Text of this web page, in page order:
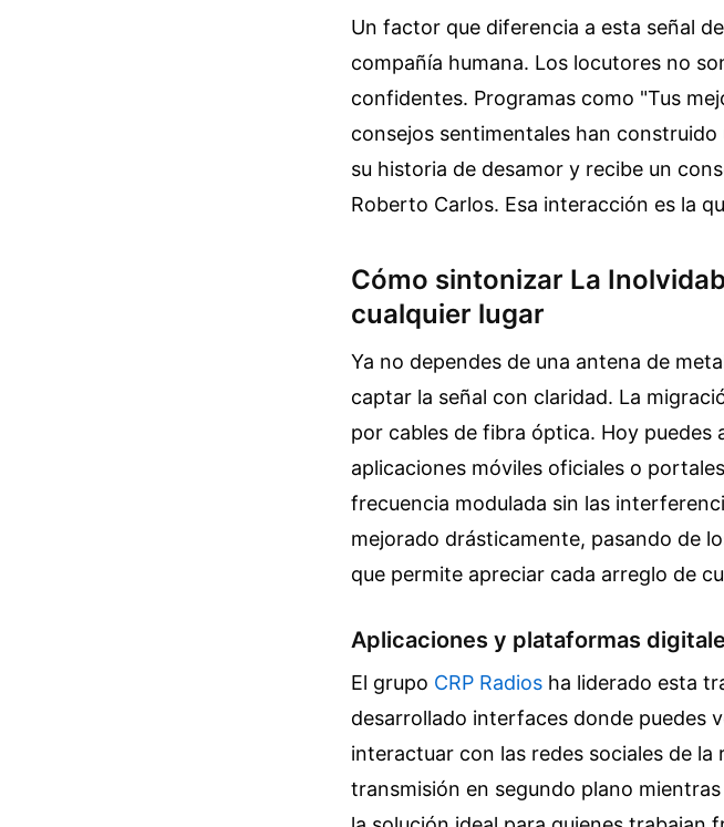
Un factor que diferencia a esta señal
compañía humana. Los locutores no
confidentes. Programas como "Tus
consejos sentimentales han
su historia de desamor y recibe un
Roberto Carlos. Esa interacción es la
Cómo sintonizar La
cualquier lugar
Ya no dependes de una antena de
captar la señal con claridad. La
por cables de fibra óptica. Hoy puedes
aplicaciones móviles oficiales o
frecuencia modulada sin las
mejorado drásticamente, pasando de
que permite apreciar cada arreglo de
Aplicaciones y plataformas
El grupo CRP Radios ha liderado esta
desarrollado interfaces donde puedes
interactuar con las redes sociales de
transmisión en segundo plano